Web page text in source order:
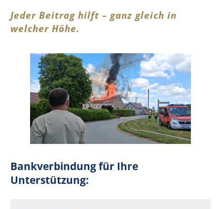
Jeder Beitrag hilft – ganz gleich in
welcher Höhe.
Bankverbindung für Ihre
Unterstützung: